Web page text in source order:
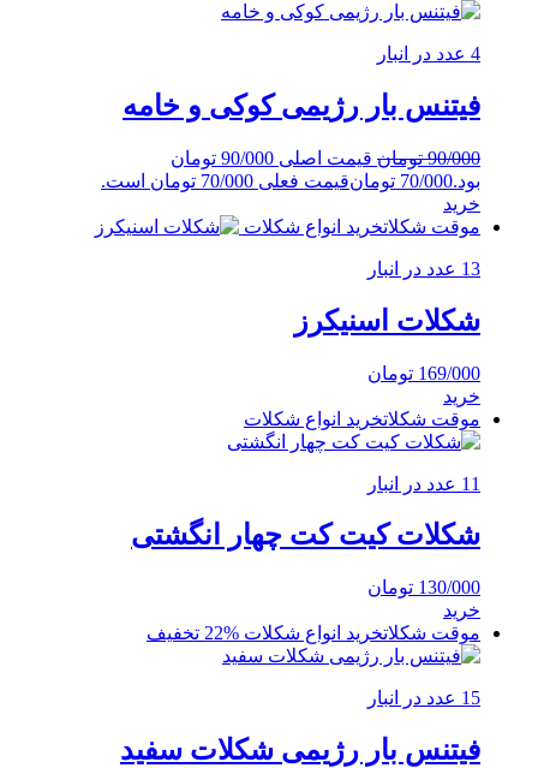
4 عدد در انبار
فیتنس بار رژیمی کوکی و خامه
90/000 تومان
قیمت اصلی 90/000 تومان
بود.70/000 تومانقیمت فعلی 70/000 تومان است.
خرید
موقت شکلاتخرید انواع شکلات
13 عدد در انبار
شکلات اسنیکرز
169/000 تومان
خرید
موقت شکلاتخرید انواع شکلات
11 عدد در انبار
شکلات کیت کت چهار انگشتی
130/000 تومان
خرید
موقت شکلاتخرید انواع شکلات %22 تخفیف
15 عدد در انبار
فیتنس بار رژیمی شکلات سفید